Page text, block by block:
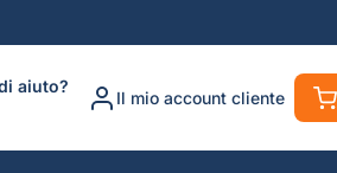
aiuto?
Il mio account cliente